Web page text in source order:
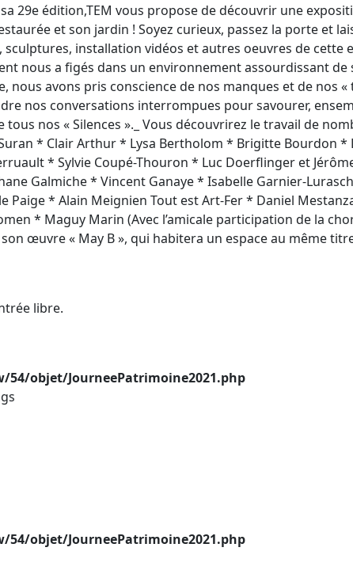
29e édition,TEM vous propose de découvrir une
et son jardin ! Soyez curieux, passez la porte et
sculptures, installation vidéos et autres oeuvres de cette
nous a figés dans un environnement assourdissant de
nous avons pris conscience de nos manques et de nos
nos conversations interrompues pour savourer,
tous nos « Silences »._ Vous découvrirez le travail de
* Clair Arthur * Lysa Bertholom * Brigitte Bourdon *
* Sylvie Coupé-Thouron * Luc Doerflinger et
Galmiche * Vincent Ganaye * Isabelle Garnier-
Paige * Alain Meignien Tout est Art-Fer * Daniel
* Maguy Marin (Avec l’amicale participation de la
œuvre « May B », qui habitera un espace au même
libre.
54/objet/JourneePatrimoine2021.php
54/objet/JourneePatrimoine2021.php